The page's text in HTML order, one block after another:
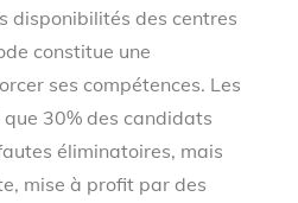
disponibilités des centres
constitue une
ses compétences. Les
30% des candidats
éliminatoires, mais
mise à profit par des